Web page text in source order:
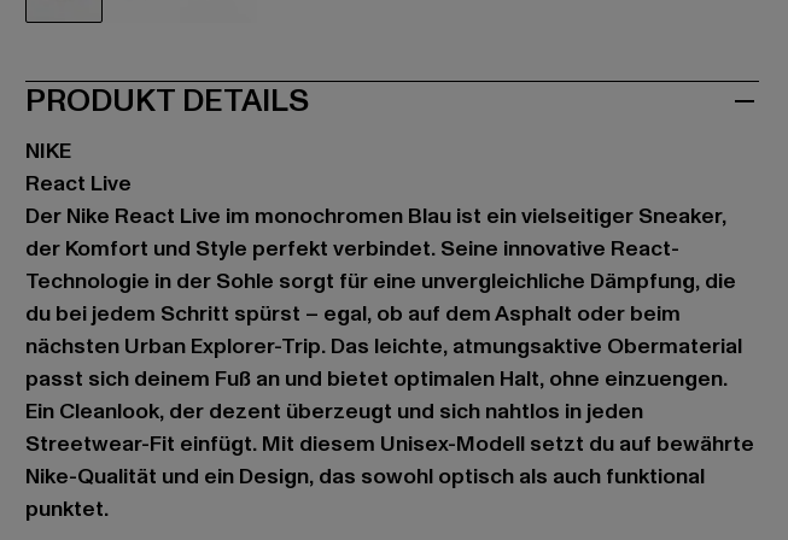
PRODUKT DETAILS
NIKE
React Live
Der Nike React Live im monochromen Blau ist ein vielseitiger Sneaker,
der Komfort und Style perfekt verbindet. Seine innovative React-
Technologie in der Sohle sorgt für eine unvergleichliche Dämpfung, die
du bei jedem Schritt spürst – egal, ob auf dem Asphalt oder beim
nächsten Urban Explorer-Trip. Das leichte, atmungsaktive Obermaterial
passt sich deinem Fuß an und bietet optimalen Halt, ohne einzuengen.
Ein Cleanlook, der dezent überzeugt und sich nahtlos in jeden
Streetwear-Fit einfügt. Mit diesem Unisex-Modell setzt du auf bewährte
Nike-Qualität und ein Design, das sowohl optisch als auch funktional
punktet.